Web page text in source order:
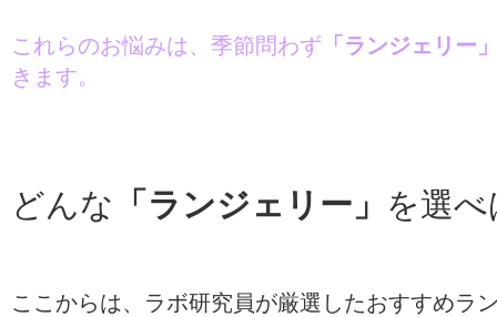
これらのお悩みは、季節問わず 「ランジェリー
きます。
どんな 「ランジェリー」 を選
ここからは、ラボ研究員が厳選したおすすめラ